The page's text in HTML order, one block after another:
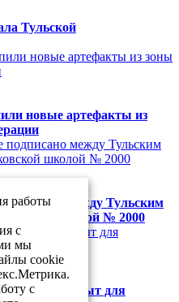
Тульской
новые артефакты из
между Тульским
школой № 2000
будет закрыт для
работы
с
мы
cookie
с